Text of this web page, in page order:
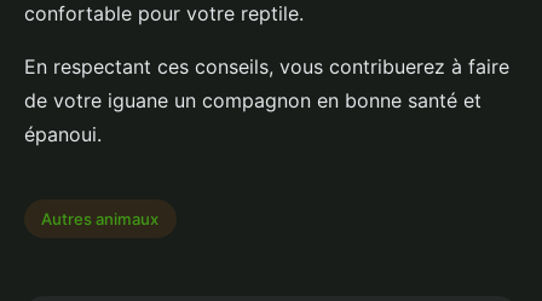
confortable pour votre reptile.
En respectant ces conseils, vous contribuerez à faire
de votre iguane un compagnon en bonne santé et
épanoui.
Autres animaux